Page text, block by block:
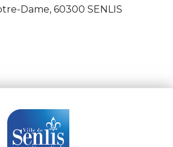
Dame, 60300 SENLIS